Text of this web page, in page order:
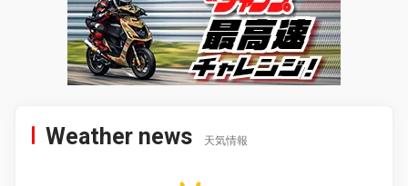
Weather news 天気情報